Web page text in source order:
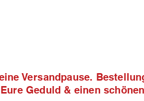
Versandpause.
Geduld & einen